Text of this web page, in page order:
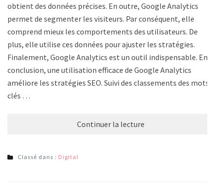
obtient des données précises. En outre, Google Analytics
permet de segmenter les visiteurs. Par conséquent, elle
comprend mieux les comportements des utilisateurs. De
plus, elle utilise ces données pour ajuster les stratégies.
Finalement, Google Analytics est un outil indispensable. En
conclusion, une utilisation efficace de Google Analytics
améliore les stratégies SEO. Suivi des classements des mots-
clés …
Continuer la lecture
Classé dans : Digital